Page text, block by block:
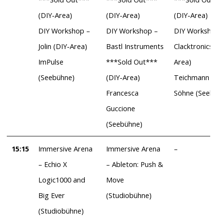
(DIY-Area)
DIY Workshop –
Jolin (DIY-Area)
ImPulse
(Seebühne)
(DIY-Area)
DIY Workshop –
Bastl Instruments
***Sold Out***
(DIY-Area)
Francesca
Guccione
(Seebühne)
(DIY-Area)
DIY
Clacktronics
Area)
Teichmann
Söhne
15:15
Immersive Arena
– Echio X
Logic1000 and
Big Ever
(Studiobühne)
Immersive Arena
– Ableton: Push &
Move
(Studiobühne)
–